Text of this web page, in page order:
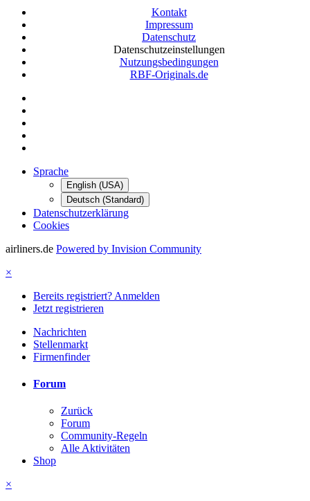
Kontakt
Impressum
Datenschutz
Datenschutzeinstellungen
Nutzungsbedingungen
RBF-Originals.de
Sprache
English (USA)
Deutsch (Standard)
Datenschutzerklärung
Cookies
airliners.de Powered by Invision Community
×
Bereits registriert? Anmelden
Jetzt registrieren
Nachrichten
Stellenmarkt
Firmenfinder
Forum
Zurück
Forum
Community-Regeln
Alle Aktivitäten
Shop
×